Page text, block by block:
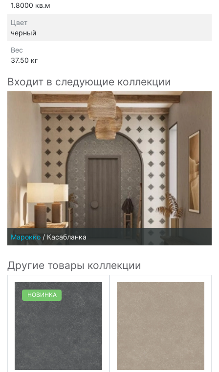
1.8000 кв.м
Цвет
черный
Вес
37.50 кг
Входит в следующие коллекции
Марокко / Касабланка
Другие товары коллекции
НОВИНКА